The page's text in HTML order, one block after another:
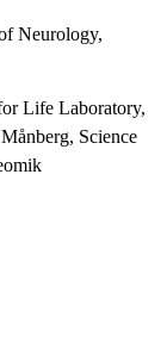
Neurology,
Life Laboratory,
Science